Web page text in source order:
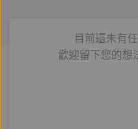
鈴木大拙破解這個迷思，並
目前還未有
歡迎留下您的想